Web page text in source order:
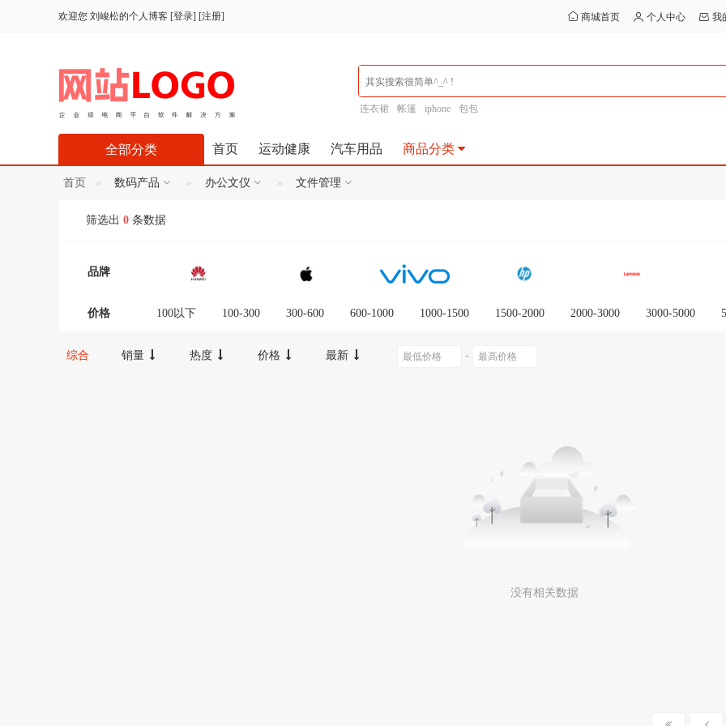
欢迎您 刘峻松的个人博客 [登录] [注册] 商城首页 个人中心 我
连衣裙 帐篷 iphone 包包
首页 运动健康 汽车用品 商品分类
全部分类
首页 数码产品 办公文仪 文件管理
筛选出 0 条数据
品牌
价格 100以下 100-300 300-600 600-1000 1000-1500 1500-2000 2000-3000 3000-5000
综合 销量 热度 价格 最新 -
没有相关数据